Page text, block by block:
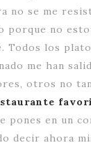
no se me
porque no
Todos los
me han
otros no
pones en un
decir ahora